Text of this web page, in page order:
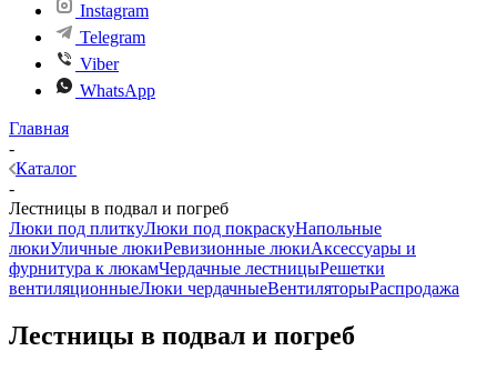
Instagram
Telegram
Viber
WhatsApp
Главная
-
Каталог
-
Лестницы в подвал и погреб
Люки под плиткуЛюки под покраскуНапольные
люкиУличные люкиРевизионные люкиАксессуары и
фурнитура к люкамЧердачные лестницыРешетки
вентиляционныеЛюки чердачныеВентиляторыРаспродажа
Лестницы в подвал и погреб